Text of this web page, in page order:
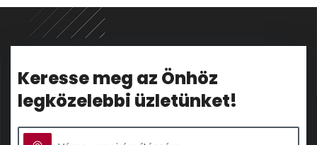
Keresse meg az Önhöz
legközelebbi üzletünket!